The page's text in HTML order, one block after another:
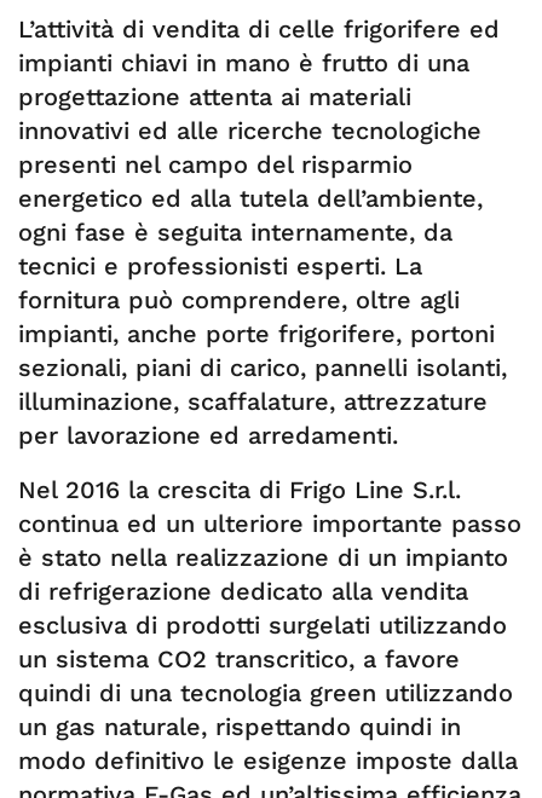
L’attività di vendita di celle frigorifere ed
impianti chiavi in mano è frutto di una
progettazione attenta ai materiali
innovativi ed alle ricerche tecnologiche
presenti nel campo del risparmio
energetico ed alla tutela dell’ambiente,
ogni fase è seguita internamente, da
tecnici e professionisti esperti. La
fornitura può comprendere, oltre agli
impianti, anche porte frigorifere, portoni
sezionali, piani di carico, pannelli isolanti,
illuminazione, scaffalature, attrezzature
per lavorazione ed arredamenti.
Nel 2016 la crescita di Frigo Line S.r.l.
continua ed un ulteriore importante passo
è stato nella realizzazione di un impianto
di refrigerazione dedicato alla vendita
esclusiva di prodotti surgelati utilizzando
un sistema CO2 transcritico, a favore
quindi di una tecnologia green utilizzando
un gas naturale, rispettando quindi in
modo definitivo le esigenze imposte dalla